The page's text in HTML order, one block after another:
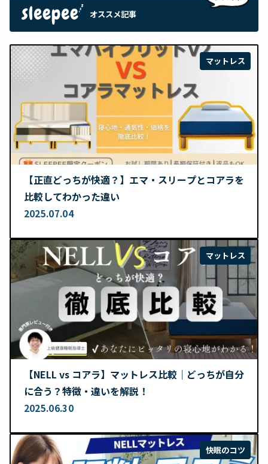
オススメ記事
マットレス
【正直どっちが快適？】エマ・スリープとコアラを
比較してわかった違い
2025.07.04
マットレス
【NELL vs コアラ】マットレス比較｜どっちが自分
に合う？特徴・違いを解説！
2025.06.30
快眠のコツ